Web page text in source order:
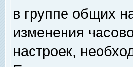
в группе общих
изменения
настроек,